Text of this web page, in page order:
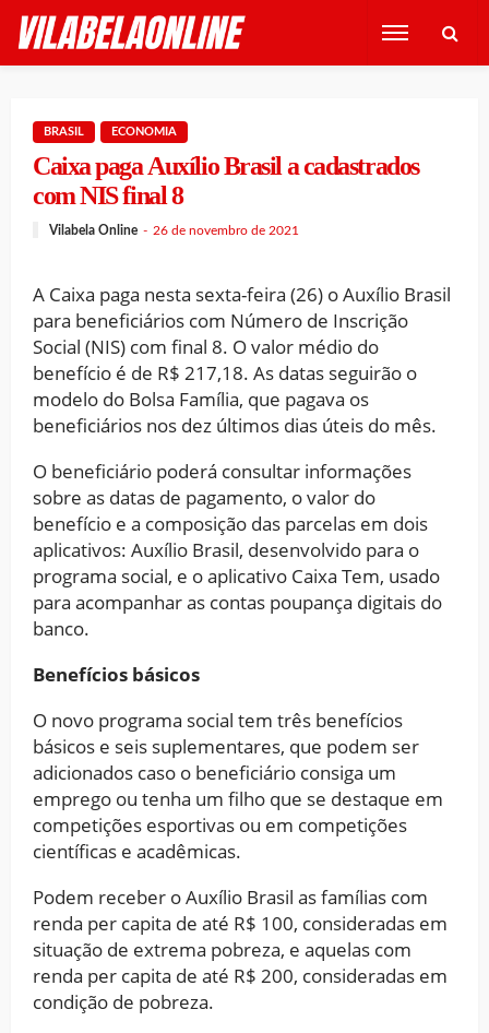
BRASIL ECONOMIA
Caixa paga Auxílio Brasil a cadastrados
com NIS final 8
Vilabela Online 26 de novembro de 2021
A Caixa paga nesta sexta-feira (26) o Auxílio Brasil
para beneficiários com Número de Inscrição
Social (NIS) com final 8. O valor médio do
benefício é de R$ 217,18. As datas seguirão o
modelo do Bolsa Família, que pagava os
beneficiários nos dez últimos dias úteis do mês.
O beneficiário poderá consultar informações
sobre as datas de pagamento, o valor do
benefício e a composição das parcelas em dois
aplicativos: Auxílio Brasil, desenvolvido para o
programa social, e o aplicativo Caixa Tem, usado
para acompanhar as contas poupança digitais do
banco.
Benefícios básicos
O novo programa social tem três benefícios
básicos e seis suplementares, que podem ser
adicionados caso o beneficiário consiga um
emprego ou tenha um filho que se destaque em
competições esportivas ou em competições
científicas e acadêmicas.
Podem receber o Auxílio Brasil as famílias com
renda per capita de até R$ 100, consideradas em
situação de extrema pobreza, e aquelas com
renda per capita de até R$ 200, consideradas em
condição de pobreza.